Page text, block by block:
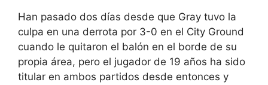
Han pasado dos días desde que Gray tuvo la
culpa en una derrota por 3-0 en el City Ground
cuando le quitaron el balón en el borde de su
propia área, pero el jugador de 19 años ha sido
titular en ambos partidos desde entonces y